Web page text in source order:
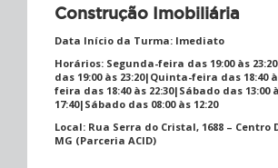
Construção Imobiliária
Data Início da Turma: Imediato
Horários: Segunda-feira das 19:00 às
das 19:00 às 23:20|Quinta-feira das 18:40
feira das 18:40 às 22:30|Sábado das 13:00
17:40|Sábado das 08:00 às 12:20
Local: Rua Serra do Cristal, 1688 – Centro
MG (Parceria ACID)